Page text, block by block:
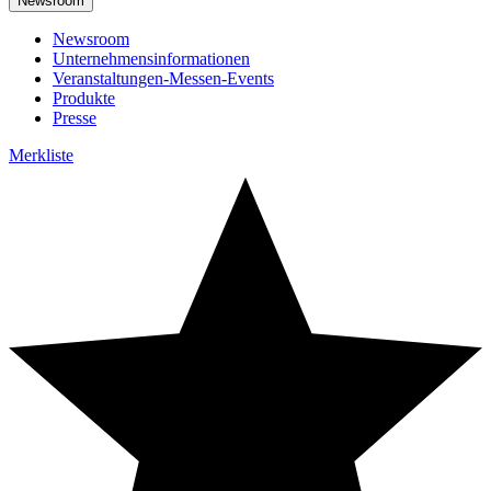
Newsroom
Unternehmensinformationen
Veranstaltungen-Messen-Events
Produkte
Presse
Merkliste